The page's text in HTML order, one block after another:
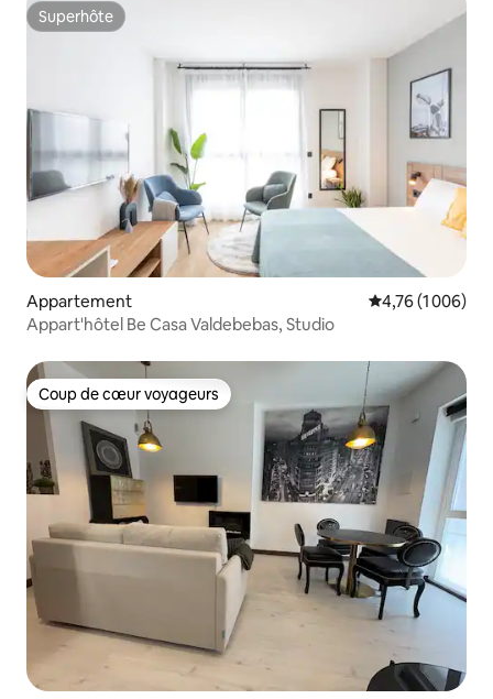
Superhôte
Superhôte
Appartement Évaluation
4,76 (1 006)
Appart'hôtel Be Casa Valdebebas, Studio
Coup de cœur voyageurs
Coup de cœur voyageurs